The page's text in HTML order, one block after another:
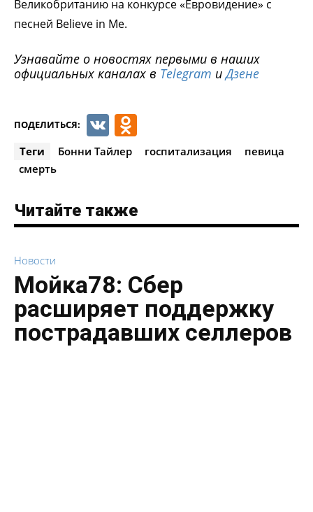
Великобританию на конкурсе «Евровидение» с
песней Believe in Me.
Узнавайте о новостях первыми в наших
официальных каналах в Telegram иДзене
ПОДЕЛИТЬСЯ: VK
Теги Бонни Тайлер госпитализация
певица
смерть
Читайте также
Новости
Мойка78: Сбер
расширяет поддержку
пострадавших селлеров